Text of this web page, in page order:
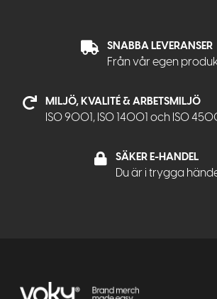
SNABBA LEVERANSER
Från vår egen
MILJÖ, KVALITÉ & ARBETSMILJÖ
ISO 9001, ISO 14001 och ISO
SÄKER E-HANDEL
Du är i trygga